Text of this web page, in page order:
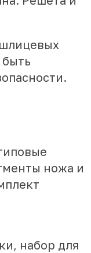
ножа и
набор для